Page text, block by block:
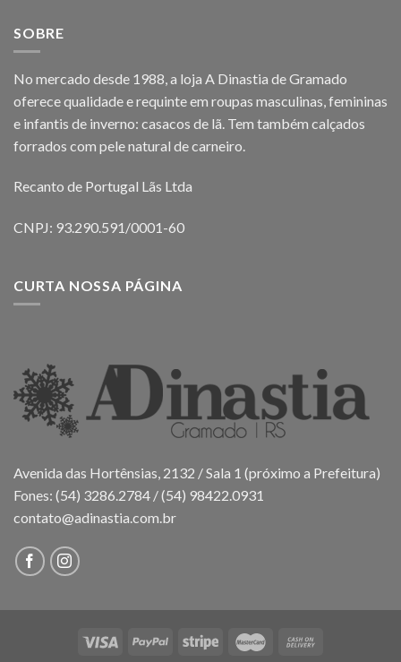
SOBRE
No mercado desde 1988, a loja A Dinastia de Gramado
oferece qualidade e requinte em roupas masculinas, femininas
e infantis de inverno: casacos de lã. Tem também calçados
forrados com pele natural de carneiro.
Recanto de Portugal Lãs Ltda
CNPJ: 93.290.591/0001-60
CURTA NOSSA PÁGINA
Avenida das Hortênsias, 2132 / Sala 1 (próximo a Prefeitura)
Fones: (54) 3286.2784 / (54) 98422.0931
contato@adinastia.com.br